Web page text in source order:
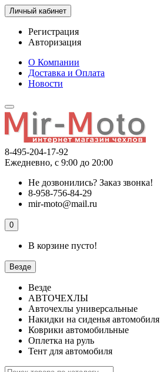
Личный кабинет
Регистрация
Авторизация
О Компании
Доставка и Оплата
Новости
8-495-204-17-92
Ежедневно, с 9:00 до 20:00
Не дозвонились? Заказ звонка!
8-958-756-84-29
mir-moto@mail.ru
0
В корзине пусто!
Везде
Везде
АВТОЧЕХЛЫ
Авточехлы универсальные
Накидки на сиденья автомобиля
Коврики автомобильные
Оплетка на руль
Тент для автомобиля